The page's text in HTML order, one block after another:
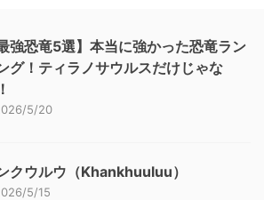
最強恐竜5選】本当に強かった恐竜ラン
グ！ティラノサウルスだけじゃな
5/20
クウルウ（Khankhuuluu）
5/15